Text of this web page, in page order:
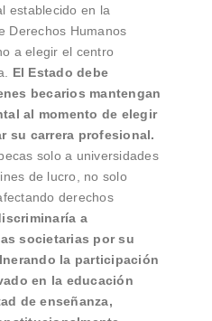
establecido en la
Derechos Humanos
a elegir el centro
El Estado debe
becarios mantengan
al momento de elegir
su carrera profesional.
solo a universidades
de lucro, no solo
derechos
a
societarias por su
la participación
en la educación
de enseñanza,